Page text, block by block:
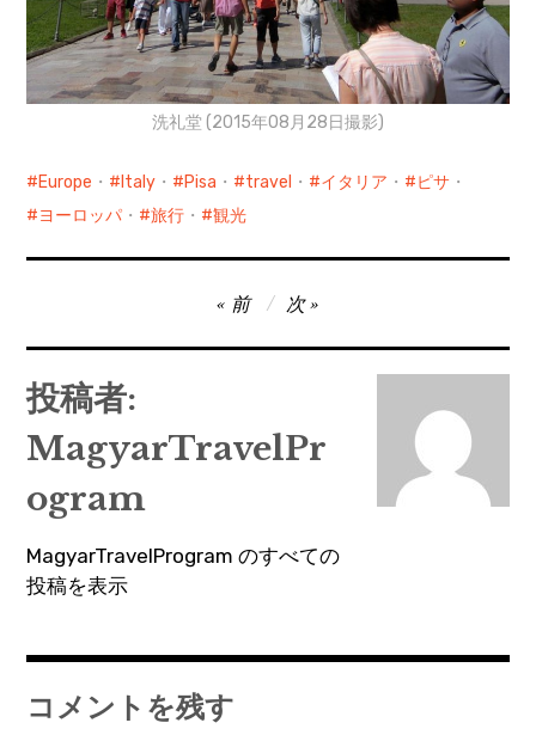
洗礼堂 (2015年08月28日撮影)
Europe ・ Italy ・ Pisa ・ travel ・ イタリア ・ ピサ ・
ヨーロッパ ・ 旅行 ・ 観光
稿
ナ
ビ
ゲ
ー
シ
ョ
ン
前 次
投稿者:
MagyarTravelPr
ogram
MagyarTravelProgram のすべての
投稿を表示
コメントを残す